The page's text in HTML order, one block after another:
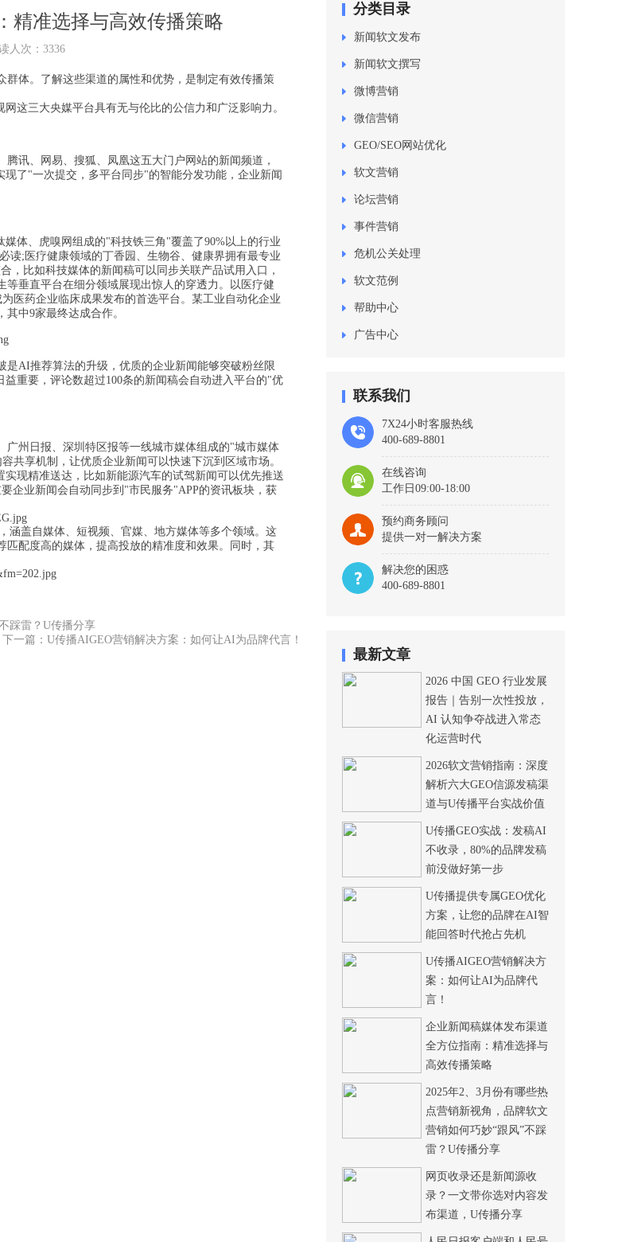
精准选择与高效传播策略
人次：3336
体。了解这些渠道的属性和优势，是制定有效传播策
这三大央媒平台具有无与伦比的公信力和广泛影响力。
讯、网易、搜狐、凤凰这五大门户网站的新闻频道，
了"一次提交，多平台同步"的智能分发功能，企业新闻
体、虎嗅网组成的"科技铁三角"覆盖了90%以上的行业
读;医疗健康领域的丁香园、生物谷、健康界拥有最专业
，比如科技媒体的新闻稿可以同步关联产品试用入口，
垂直平台在细分领域展现出惊人的穿透力。以医疗健
医药企业临床成果发布的首选平台。某工业自动化企业
中9家最终达成合作。
是AI推荐算法的升级，优质的企业新闻能够突破粉丝限
重要，评论数超过100条的新闻稿会自动进入平台的"优
州日报、深圳特区报等一线城市媒体组成的"城市媒体
共享机制，让优质企业新闻可以快速下沉到区域市场。
现精准送达，比如新能源汽车的试驾新闻可以优先推送
企业新闻会自动同步到"市民服务"APP的资讯板块，获
涵盖自媒体、短视频、官媒、地方媒体等多个领域。这
配度高的媒体，提高投放的精准度和效果。同时，其
踩雷？U传播分享
下一篇：U传播AIGEO营销解决方案：如何让AI为品牌代言！
分类目录
新闻软文发布
新闻软文撰写
微博营销
微信营销
GEO/SEO网站优化
软文营销
论坛营销
事件营销
危机公关处理
软文范例
帮助中心
广告中心
联系我们
7X24小时客服热线
400-689-8801
在线咨询
工作日09:00-18:00
预约商务顾问
提供一对一解决方案
解决您的困惑
400-689-8801
最新文章
2026 中国 GEO 行业发展
报告｜告别一次性投放，
AI 认知争夺战进入常态
化运营时代
2026软文营销指南：深度
解析六大GEO信源发稿渠
道与U传播平台实战价值
U传播GEO实战：发稿AI
不收录，80%的品牌发稿
前没做好第一步
U传播提供专属GEO优化
方案，让您的品牌在AI智
能回答时代抢占先机
U传播AIGEO营销解决方
案：如何让AI为品牌代
言！
企业新闻稿媒体发布渠道
全方位指南：精准选择与
高效传播策略
2025年2、3月份有哪些热
点营销新视角，品牌软文
营销如何巧妙“跟风”不踩
雷？U传播分享
网页收录还是新闻源收
录？一文带你选对内容发
布渠道，U传播分享